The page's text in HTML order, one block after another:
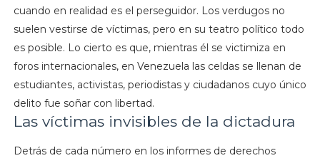
cuando en realidad es el perseguidor. Los verdugos no
suelen vestirse de víctimas, pero en su teatro político todo
es posible. Lo cierto es que, mientras él se victimiza en
foros internacionales, en Venezuela las celdas se llenan de
estudiantes, activistas, periodistas y ciudadanos cuyo único
delito fue soñar con libertad.
Las víctimas invisibles de la dictadura
Detrás de cada número en los informes de derechos